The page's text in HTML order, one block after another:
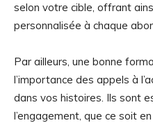
selon votre cible, offrant
personnalisée à chaque
Par ailleurs, une bonne
l’importance des appels à
dans vos histoires. Ils sont
l’engagement, que ce soit